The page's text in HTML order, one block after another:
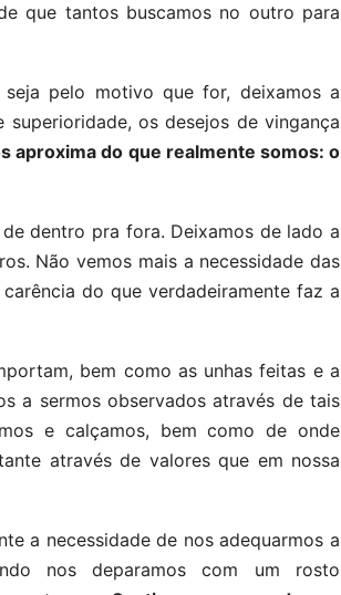
que tantos buscamos no outro para
seja pelo motivo que for, deixamos a
os desejos de vingança
aproxima do que realmente somos: o
dentro pra fora. Deixamos de lado a
Não vemos mais a necessidade das
do que verdadeiramente faz a
bem como as unhas feitas e a
a sermos observados através de tais
e calçamos, bem como de onde
através de valores que em nossa
a necessidade de nos adequarmos a
nos deparamos com um rosto